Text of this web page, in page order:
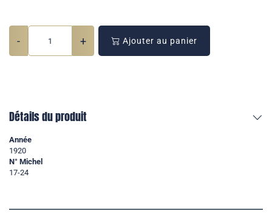
- + Ajouter au panier
Détails du produit
Année
1920
N° Michel
17-24